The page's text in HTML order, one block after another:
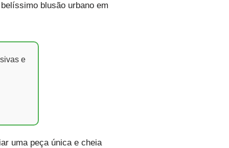
blusão urbano em
e
uma peça única e cheia